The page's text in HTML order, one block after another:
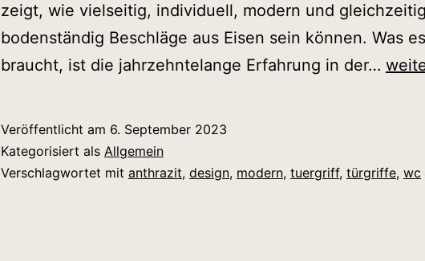
zeigt, wie vielseitig, individuell, modern und gleichzeitig
bodenständig Beschläge aus Eisen sein können. Was
braucht, ist die jahrzehntelange Erfahrung in der…
Veröffentlicht am 6. September 2023
Kategorisiert als Allgemein
Verschlagwortet mit anthrazit, design, modern, tuergriff, türgriffe, wc